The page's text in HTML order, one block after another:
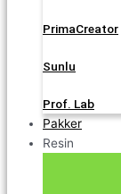
PrimaCreator
Sunlu
Prof. Lab
Pakker
Resin